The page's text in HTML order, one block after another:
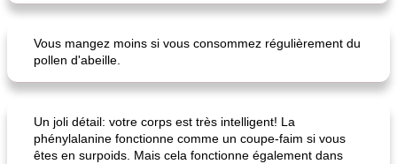
Vous mangez moins si vous consommez régulièrement du
pollen d'abeille.
Un joli détail: votre corps est très intelligent! La
phénylalanine fonctionne comme un coupe-faim si vous
êtes en surpoids. Mais cela fonctionne également dans